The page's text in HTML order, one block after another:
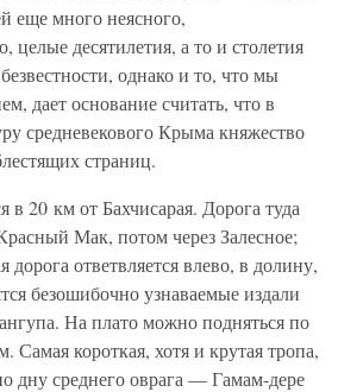
много неясного,
целые десятилетия, а то и столетия
однако и то, что мы
дает основание считать, что в
средневекового Крыма княжество
страниц.
в 20 км от Бахчисарая. Дорога туда
Мак, потом через Залесное;
дорога ответвляется влево, в долину,
безошибочно узнаваемые издали
На плато можно подняться по
Самая короткая, хотя и крутая тропа,
дну среднего оврага — Гамам-дере